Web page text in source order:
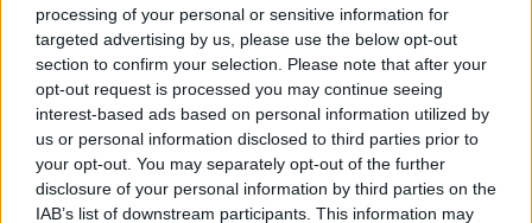
processing of your personal or sensitive information for
targeted advertising by us, please use the below opt-out
section to confirm your selection. Please note that after your
opt-out request is processed you may continue seeing
interest-based ads based on personal information utilized by
us or personal information disclosed to third parties prior to
your opt-out. You may separately opt-out of the further
disclosure of your personal information by third parties on the
IAB’s list of downstream participants. This information may
Articolia tema